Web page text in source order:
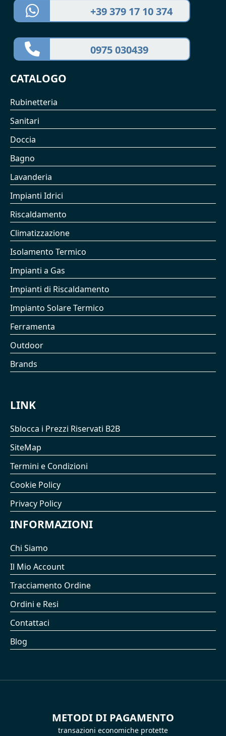
+39 379 17 10 374
0975 030439
CATALOGO
Rubinetteria
Sanitari
Doccia
Bagno
Lavanderia
Impianti Idrici
Riscaldamento
Climatizzazione
Isolamento Termico
Impianti a Gas
Impianti di Riscaldamento
Impianto Solare Termico
Ferramenta
Outdoor
Brands
LINK
Sblocca i Prezzi Riservati B2B
SiteMap
Termini e Condizioni
Cookie Policy
Privacy Policy
INFORMAZIONI
Chi Siamo
Il Mio Account
Tracciamento Ordine
Ordini e Resi
Contattaci
Blog
METODI DI PAGAMENTO
transazioni economiche protette